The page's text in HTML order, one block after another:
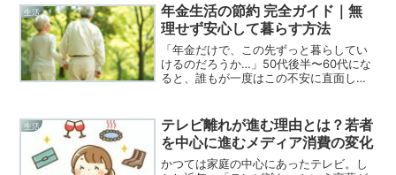
生活
年金生活の節約 完全ガイド｜無
理せず安心して暮らす方法
「年金だけで、この先ずっと暮らしてい
けるのだろうか…」50代後半〜60代にな
ると、誰もが一度はこの不安に直面しま
ない 我慢ばかりの生活にはしたくないこ
の記事では、年...
生活
テレビ離れが進む理由とは？若者
を中心に進むメディア消費の変化
かつては家庭の中心にあったテレビ。し